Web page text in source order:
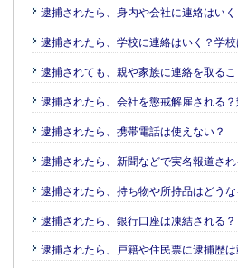
逮捕されたら、身内や会社に連絡はい
逮捕されたら、学校に連絡はいく？学校
逮捕されても、親や家族に連絡を取るこ
逮捕されたら、会社を懲戒解雇される
逮捕されたら、携帯電話は使えない？
逮捕されたら、新聞などで実名報道さ
逮捕されたら、持ち物や所持品はどうな
逮捕されたら、銀行口座は凍結される？
逮捕されたら、戸籍や住民票に逮捕歴は